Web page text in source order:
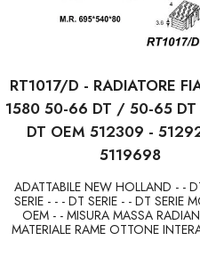
RT1017/D - RADIATORE
1580 50-66 DT / 50-65
DT OEM 512309 -
5119698
ADATTABILE NEW HOLLAND - -
SERIE - - - DT SERIE - - DT SERIE
OEM - - MISURA MASSA
MATERIALE RAME OTTONE